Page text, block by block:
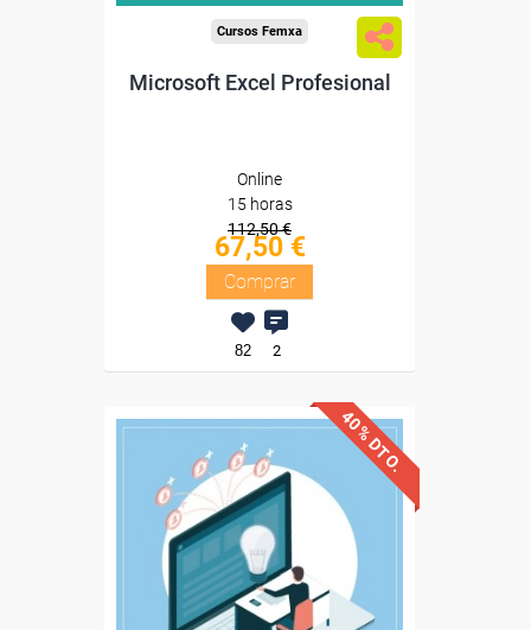
Cursos Femxa
Microsoft Excel Profesional
Online
15 horas
112,50 €
67,50 €
Comprar
82 2
Descuentos especiales
Sin requisitos de acceso
Diploma
40% DTO.